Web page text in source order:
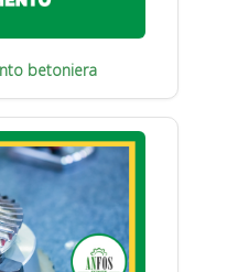
betoniera